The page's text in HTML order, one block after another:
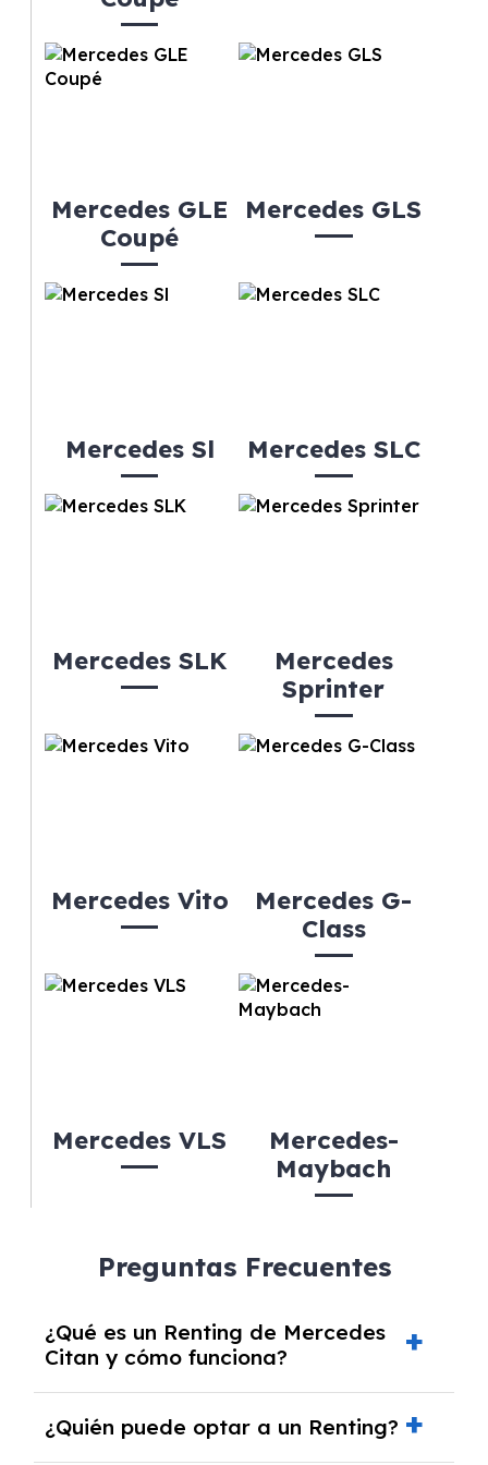
Mercedes GLE
Coupé
Mercedes GLS
Mercedes Sl Mercedes SLC
Mercedes SLK
Mercedes
Sprinter
Mercedes Vito
Mercedes G-
Class
Mercedes VLS
Mercedes-
Maybach
Preguntas Frecuentes
¿Qué es un Renting de Mercedes
Citan y cómo funciona?
ElRenting de Mercedes Citanes una
¿Quién puede optar a un Renting?